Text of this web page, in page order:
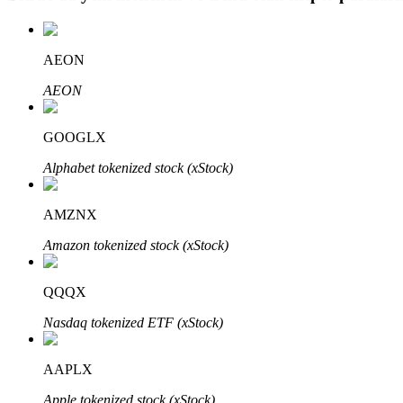
BTR Kilitleme
BTR sahiplerine özel yatırımlar
Krediler
Kripto destekli borçlanma hizmeti
AEON
AEON
GOOGLX
Alphabet tokenized stock (xStock)
AMZNX
Amazon tokenized stock (xStock)
QQQX
Nasdaq tokenized ETF (xStock)
AAPLX
Apple tokenized stock (xStock)